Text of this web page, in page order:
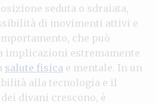
seduta o sdraiata,
di movimenti attivi e
che può
implicazioni estremamente
salute fisica e mentale. In un
alla tecnologia e il
divani crescono, è